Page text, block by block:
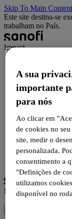
Skip To Main Content
Este site destina-se
trabalham no País.
Impact
Notícias
Recursos para
Eventos
Conecte-se
Cadastre-se
Selecione o
Impact
A sua
importante
para nós
Ao clicar em
de cookies no
site, medir o
personalizada.
consentimento a
"Definições de
utilizamos
disponível no